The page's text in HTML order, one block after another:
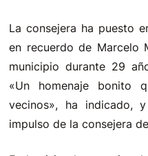
La consejera ha puesto
en recuerdo de Marcelo
municipio durante 29
«Un homenaje bonito
vecinos», ha indicado,
impulso de la consejera